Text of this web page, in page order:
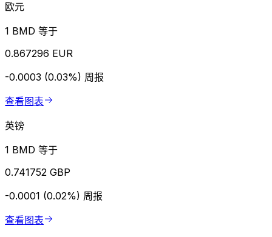
欧元
1 BMD 等于
0.867296 EUR
-0.0003 (0.03%) 周报
查看图表
英镑
1 BMD 等于
0.741752 GBP
-0.0001 (0.02%) 周报
查看图表